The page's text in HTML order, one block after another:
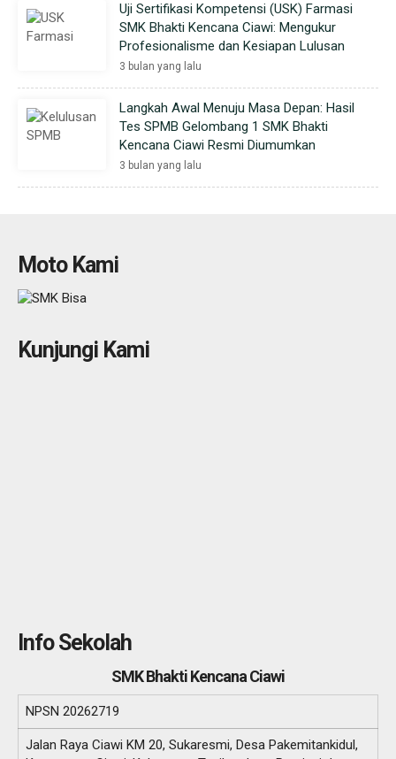
Uji Sertifikasi Kompetensi (USK) Farmasi
SMK Bhakti Kencana Ciawi: Mengukur
Profesionalisme dan Kesiapan Lulusan
3 bulan yang lalu
Langkah Awal Menuju Masa Depan: Hasil
Tes SPMB Gelombang 1 SMK Bhakti
Kencana Ciawi Resmi Diumumkan
3 bulan yang lalu
Moto Kami
Kunjungi Kami
Info Sekolah
SMK Bhakti Kencana Ciawi
NPSN 20262719
Jalan Raya Ciawi KM 20, Sukaresmi, Desa Pakemitankidul,